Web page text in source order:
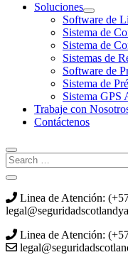
Soluciones
Software de
Sistema de
Sistema de
Sistemas de
Software de
Sistema de
Sistema GPS
Trabaje con
Contáctenos
Linea de Atención:
Linea de Atención: